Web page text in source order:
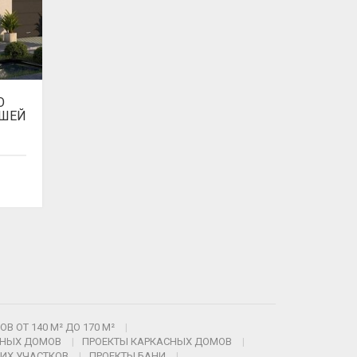
ОТ 140 М² ДО 170 М²
ДОМОВ
ПРОЕКТЫ КАРКАСНЫХ ДОМОВ